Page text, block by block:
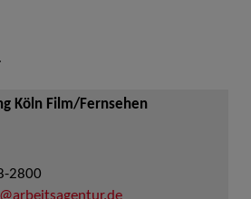
Köln Film/Fernsehen
2800